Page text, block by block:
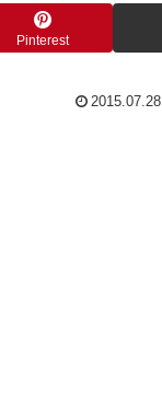
Pinterest
2015.07.28